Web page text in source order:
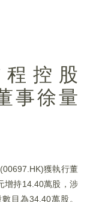
程控股
事徐量
獲執行董
增持14.40萬股，涉
目為34.40萬股。